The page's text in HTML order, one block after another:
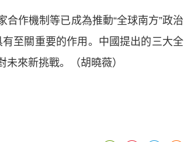
合作機制等已成為推動“全球南方”政治
至關重要的作用。中國提出的三大全
來新挑戰。（胡曉薇）